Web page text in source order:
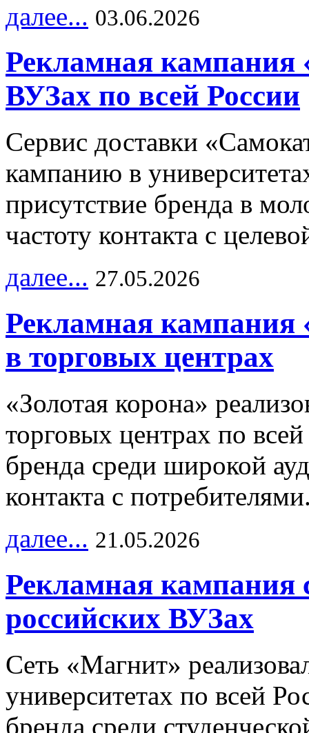
далее... 03.06.2026
Рекламная кампания
ВУЗах по всей России
Сервис доставки
кампанию в
присутствие бренда в
частоту контакта с
далее... 27.05.2026
Рекламная кампания
в торговых центрах
«Золотая корона»
торговых центрах по
бренда среди широкой
контакта с
далее... 21.05.2026
Рекламная кампания
российских ВУЗах
Сеть «Магнит»
университетах по всей
бренда среди